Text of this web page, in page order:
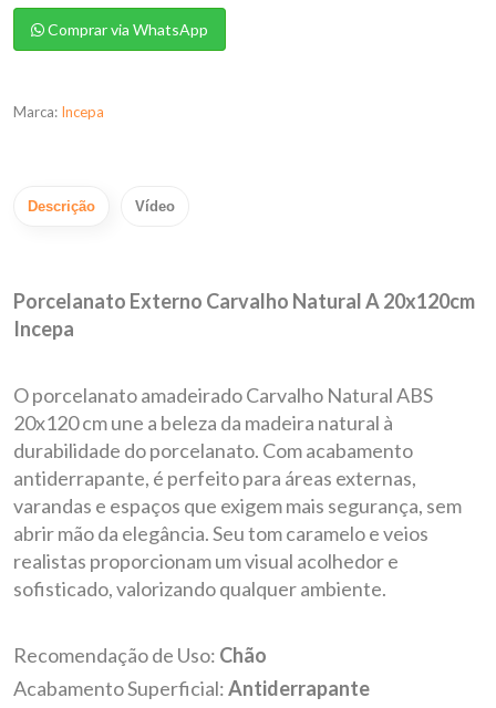
Comprar via WhatsApp
Marca: Incepa
Descrição Vídeo
Porcelanato Externo Carvalho Natural A 20x120cm
Incepa
O porcelanato amadeirado Carvalho Natural ABS
20x120 cm une a beleza da madeira natural à
durabilidade do porcelanato. Com acabamento
antiderrapante, é perfeito para áreas externas,
varandas e espaços que exigem mais segurança, sem
abrir mão da elegância. Seu tom caramelo e veios
realistas proporcionam um visual acolhedor e
sofisticado, valorizando qualquer ambiente.
Recomendação de Uso: Chão
Acabamento Superficial:Antiderrapante